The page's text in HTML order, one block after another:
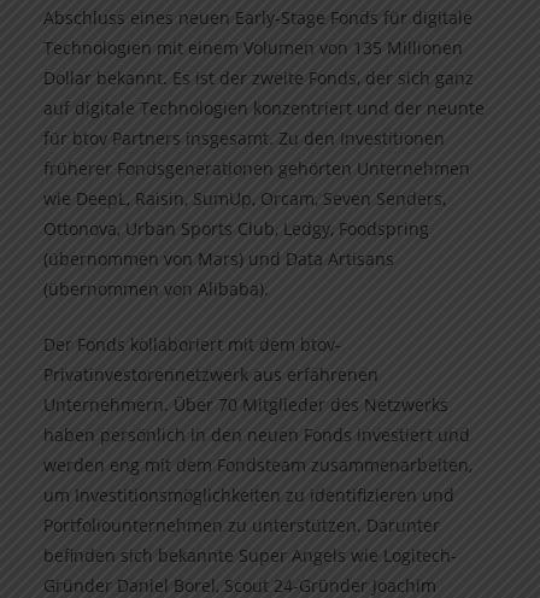
Abschluss eines neuen Early-Stage Fonds für digitale
Technologien mit einem Volumen von 135 Millionen
Dollar bekannt. Es ist der zweite Fonds, der sich ganz
auf digitale Technologien konzentriert und der neunte
für btov Partners insgesamt. Zu den Investitionen
früherer Fondsgenerationen gehörten Unternehmen
wie DeepL, Raisin, SumUp, Orcam, Seven Senders,
Ottonova, Urban Sports Club, Ledgy, Foodspring
(übernommen von Mars) und Data Artisans
(übernommen von Alibaba).
Der Fonds kollaboriert mit dem btov-
Privatinvestorennetzwerk aus erfahrenen
Unternehmern. Über 70 Mitglieder des Netzwerks
haben persönlich in den neuen Fonds investiert und
werden eng mit dem Fondsteam zusammenarbeiten,
um Investitionsmöglichkeiten zu identifizieren und
Portfoliounternehmen zu unterstützen. Darunter
befinden sich bekannte Super Angels wie Logitech-
Gründer Daniel Borel, Scout 24-Gründer Joachim